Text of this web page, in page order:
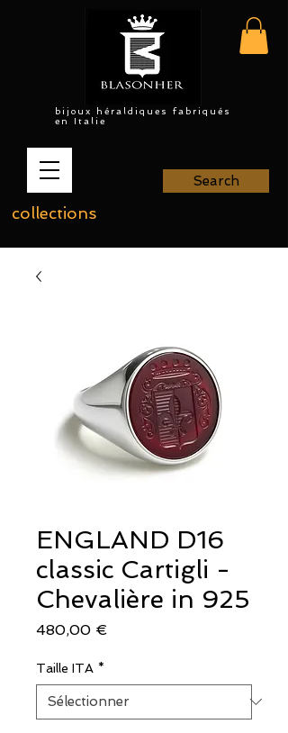
bijoux héraldiques fabriqués
en Italie
collections
Search
ENGLAND D16
classic Cartigli -
Chevalière in 925
480,00 €
Taille ITA *